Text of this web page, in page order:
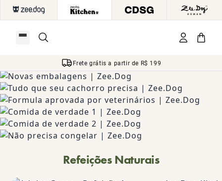
Frete grátis a partir de R$ 199
Refeições Naturais